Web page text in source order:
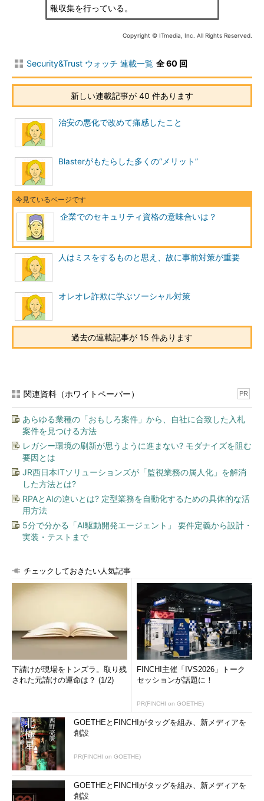
報収集を行っている。
Copyright © ITmedia, Inc. All Rights Reserved.
Security&Trust ウォッチ 連載一覧 全 60 回
新しい連載記事が 40 件あります
治安の悪化で改めて痛感したこと
Blasterがもたらした多くの“メリット”
企業でのセキュリティ資格の意味合いは？
人はミスをするものと思え、故に事前対策が重要
オレオレ詐欺に学ぶソーシャル対策
過去の連載記事が 15 件あります
関連資料（ホワイトペーパー） PR
あらゆる業種の「おもしろ案件」から、自社に合致した入札
案件を見つける方法
レガシー環境の刷新が思うように進まない? モダナイズを阻む
要因とは
JR西日本ITソリューションズが「監視業務の属人化」を解消
した方法とは?
RPAとAIの違いとは? 定型業務を自動化するための具体的な活
用方法
5分で分かる「AI駆動開発エージェント」 要件定義から設計・
実装・テストまで
チェックしておきたい人気記事
下請けが現場をトンズラ。取り残
された元請けの運命は？ (1/2)
FINCHI主催「IVS2026」トーク
セッションが話題に！
PR(FINCHI on GOETHE)
GOETHEとFINCHIがタッグを組み、新メディアを
創設
PR(FINCHI on GOETHE)
GOETHEとFINCHIがタッグを組み、新メディアを
創設